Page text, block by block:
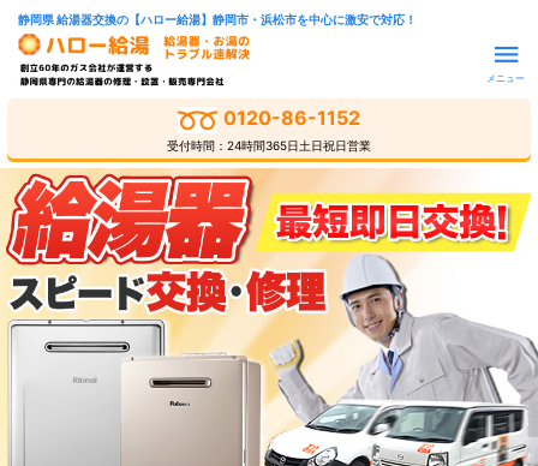
静岡県 給湯器交換の【ハロー給湯】静岡市・浜松市を中心に激安で対応！
メニュー
0120-86-1152
受付時間：24時間365日土日祝日営業